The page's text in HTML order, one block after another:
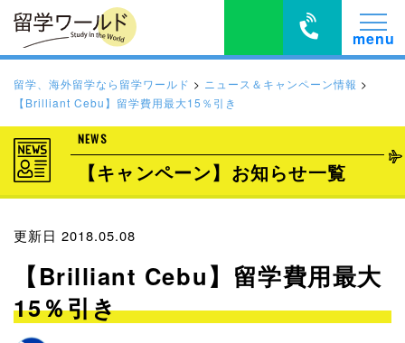
留学、海外留学なら留学ワールド > ニュース＆キャンペーン情報 >
【Brilliant Cebu】留学費用最大15％引き
NEWS
【キャンペーン】お知らせ一覧
更新日 2018.05.08
【Brilliant Cebu】留学費用最大
15％引き